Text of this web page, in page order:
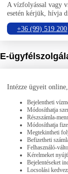
A vízfolyással vagy
esetén kérjük, hívja
+36 (99) 519 200
E-
Intézze ügyeit
Bejelentheti
Módosíthatja
Részszámla-
Módosíthatja
Megtekintheti
Befizetheti
Felhasználó-
Kérelmeket
Bejelentéseket
Locsolási